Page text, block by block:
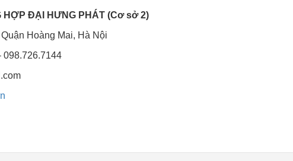
HỢP ĐẠI HƯNG PHÁT (Cơ sở 2)
Hoàng Mai, Hà Nội
098.726.7144